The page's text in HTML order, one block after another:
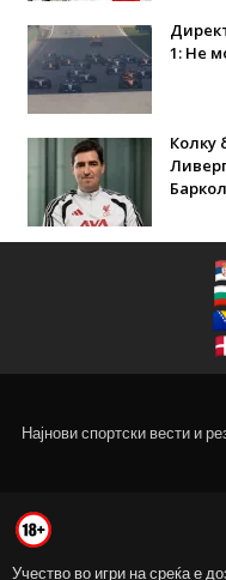
1: Не
Колку
Најнови спортски вести и
Учество во игри на среќа е